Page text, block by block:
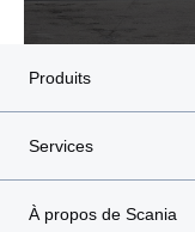
Produits
Services
À propos de Scania